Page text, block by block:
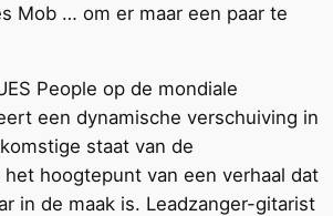
Mob … om er maar een paar te
People op de mondiale
een dynamische verschuiving in
staat van de
hoogtepunt van een verhaal dat
in de maak is. Leadzanger-gitarist